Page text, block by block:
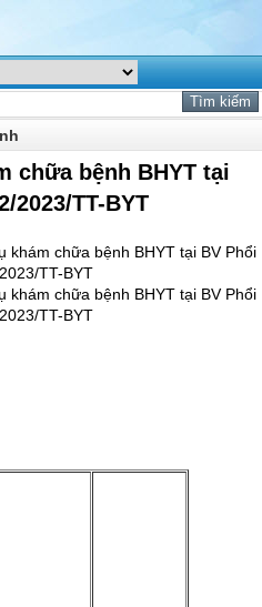
chữa bệnh BHYT tại
2023/TT-BYT
khám chữa bệnh BHYT tại BV Phổi
TT-BYT
khám chữa bệnh BHYT tại BV Phổi
TT-BYT